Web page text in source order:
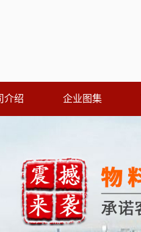
介绍 企业图集